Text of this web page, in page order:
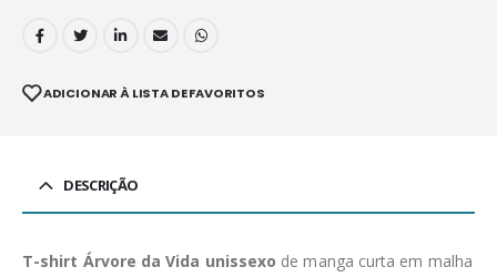
ADICIONAR À LISTA DE FAVORITOS
DESCRIÇÃO
T-shirt Árvore da Vida unissexo de manga curta em malha